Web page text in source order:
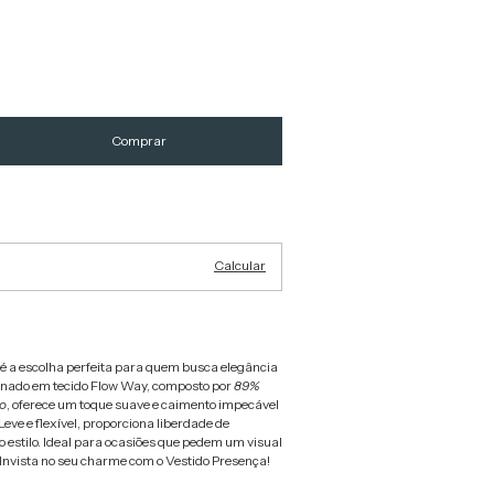
Calcular
é a escolha perfeita para quem busca elegância
em tecido Flow Way, composto por89%
, oferece um toque suave e caimento impecável
e flexível, proporciona liberdade de
estilo. Ideal para ocasiões que pedem um visual
no seu charme com o Vestido Presença!